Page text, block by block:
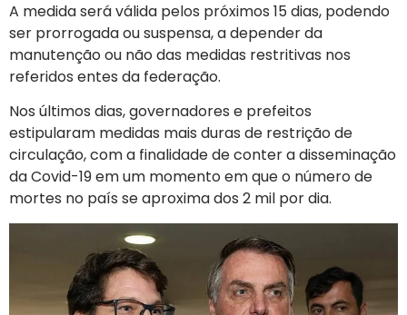
A medida será válida pelos próximos 15 dias, podendo
ser prorrogada ou suspensa, a depender da
manutenção ou não das medidas restritivas nos
referidos entes da federação.
Nos últimos dias, governadores e prefeitos
estipularam medidas mais duras de restrição de
circulação, com a finalidade de conter a disseminação
da Covid-19 em um momento em que o número de
mortes no país se aproxima dos 2 mil por dia.